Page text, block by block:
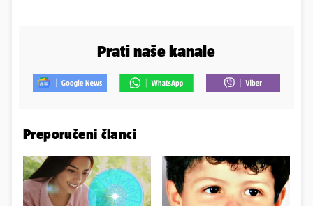
Prati naše kanale
Preporučeni članci